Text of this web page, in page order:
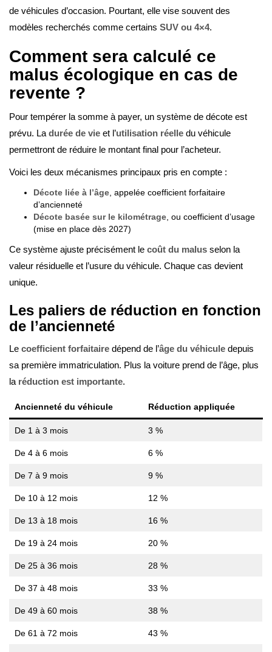
de véhicules d’occasion. Pourtant, elle vise souvent des
modèles recherchés comme certains SUV ou 4×4.
Comment sera calculé ce
malus écologique en cas de
revente ?
Pour tempérer la somme à payer, un système de décote est
prévu. La durée de vie et l’utilisation réelle du véhicule
permettront de réduire le montant final pour l’acheteur.
Voici les deux mécanismes principaux pris en compte :
Décote liée à l’âge , appelée coefficient forfaitaire
d’ancienneté
Décote basée sur le kilométrage , ou coefficient d’usage
(mise en place dès 2027)
Ce système ajuste précisément le coût du malus selon la
valeur résiduelle et l’usure du véhicule. Chaque cas devient
unique.
Les paliers de réduction en fonction
de l’ancienneté
Le coefficient forfaitaire dépend de l’âge du véhicule depuis
sa première immatriculation. Plus la voiture prend de l’âge, plus
la réduction est importante.
Ancienneté du véhicule Réduction appliquée
De 1 à 3 mois 3 %
De 4 à 6 mois 6 %
De 7 à 9 mois 9 %
De 10 à 12 mois 12 %
De 13 à 18 mois 16 %
De 19 à 24 mois 20 %
De 25 à 36 mois 28 %
De 37 à 48 mois 33 %
De 49 à 60 mois 38 %
De 61 à 72 mois 43 %